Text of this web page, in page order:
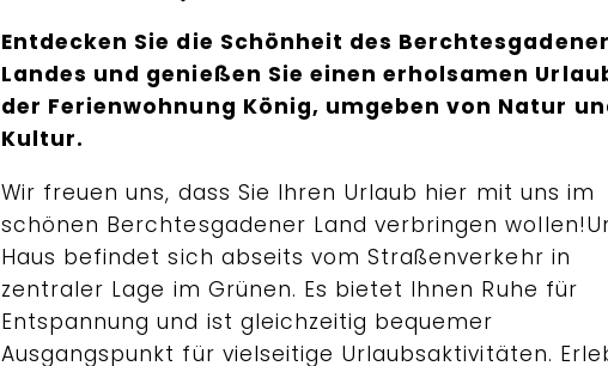
Entdecken Sie die Schönheit des Berchtesgadener
Landes und genießen Sie einen erholsamen
der Ferienwohnung König, umgeben von Natur
Kultur.
Wir freuen uns, dass Sie Ihren Urlaub hier mit uns im
schönen Berchtesgadener Land verbringen
Haus befindet sich abseits vom Straßenverkehr in
zentraler Lage im Grünen. Es bietet Ihnen Ruhe für
Entspannung und ist gleichzeitig bequemer
Ausgangspunkt für vielseitige Urlaubsaktivitäten.